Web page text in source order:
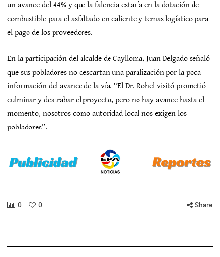
un avance del 44% y que la falencia estaría en la dotación de
combustible para el asfaltado en caliente y temas logístico para
el pago de los proveedores.
En la participación del alcalde de Caylloma, Juan Delgado señaló
que sus pobladores no descartan una paralización por la poca
información del avance de la vía. “El Dr. Rohel visitó prometió
culminar y destrabar el proyecto, pero no hay avance hasta el
momento, nosotros como autoridad local nos exigen los
pobladores”.
0 0 Share